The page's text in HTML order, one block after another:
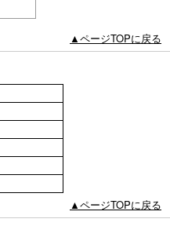
▲ページTOPに戻る
▲ページTOPに戻る